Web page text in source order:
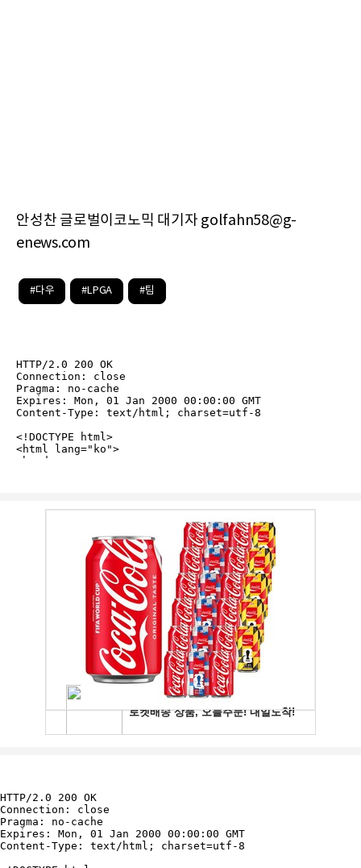
안성찬 글로벌이코노믹 대기자 golfahn58@g-
enews.com
#다우 #LPGA #팀